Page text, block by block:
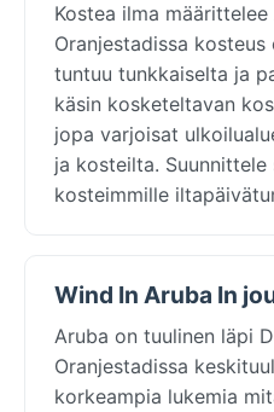
Kostea ilma
Oranjestadissa
tuntuu tunkkaiselta ja
käsin kosketeltavan
jopa varjoisat
ja kosteilta.
kosteimmille
Wind In Aruba In
Aruba on tuulinen läpi
Oranjestadissa
korkeampia lukemia